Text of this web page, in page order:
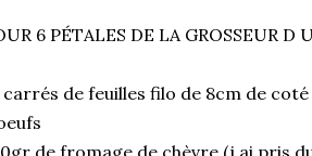
6 PÉTALES DE LA GROSSEUR
carrés de feuilles filo de 8cm de coté
de fromage de chèvre (j ai pris